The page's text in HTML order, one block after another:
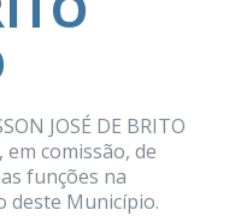
JOSÉ DE BRITO
comissão, de
funções na
deste Município.